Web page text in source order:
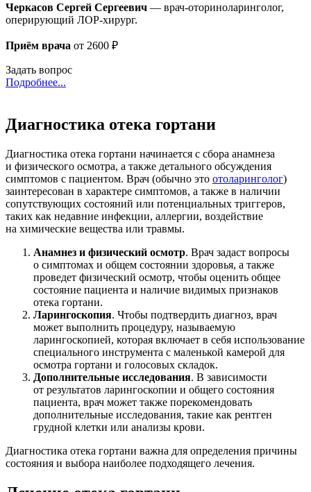
Черкасов Сергей Сергеевич — врач-оториноларинголог,
оперирующий ЛОР-хирург.
Приём врача от 2600 ₽
Задать вопрос
Подробнее...
Диагностика отека гортани
Диагностика отека гортани начинается с сбора анамнеза
и физического осмотра, а также детального обсуждения
симптомов с пациентом. Врач (обычно это отоларинголог)
заинтересован в характере симптомов, а также в наличии
сопутствующих состояний или потенциальных триггеров,
таких как недавние инфекции, аллергии, воздействие
на химические вещества или травмы.
Анамнез и физический осмотр. Врач задаст вопросы
о симптомах и общем состоянии здоровья, а также
проведет физический осмотр, чтобы оценить общее
состояние пациента и наличие видимых признаков
отека гортани.
Ларингоскопия. Чтобы подтвердить диагноз, врач
может выполнить процедуру, называемую
ларингоскопией, которая включает в себя использование
специального инструмента с маленькой камерой для
осмотра гортани и голосовых складок.
Дополнительные исследования. В зависимости
от результатов ларингоскопии и общего состояния
пациента, врач может также порекомендовать
дополнительные исследования, такие как рентген
грудной клетки или анализы крови.
Диагностика отека гортани важна для определения причины
состояния и выбора наиболее подходящего лечения.